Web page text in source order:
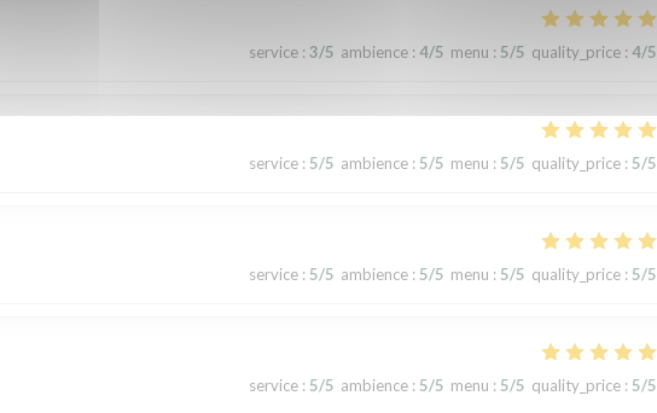
service : 3/5 ambience : 4/5 menu : 5/5 quality_price : 4/5
service : 5/5 ambience : 5/5 menu : 5/5 quality_price : 5/5
service : 5/5 ambience : 5/5 menu : 5/5 quality_price : 5/5
service : 5/5 ambience : 5/5 menu : 5/5 quality_price : 5/5